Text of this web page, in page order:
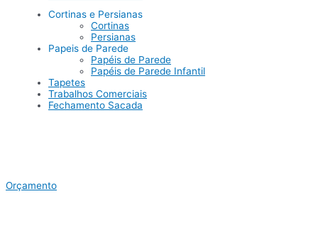
Cortinas e Persianas
Cortinas
Persianas
Papeis de Parede
Papéis de Parede
Papéis de Parede Infantil
Tapetes
Trabalhos Comerciais
Fechamento Sacada
Orçamento